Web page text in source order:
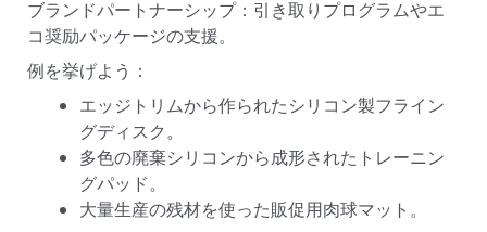
ブランドパートナーシップ：引き取りプログラムやエ
コ奨励パッケージの支援。
例を挙げよう：
エッジトリムから作られたシリコン製フライン
グディスク。
多色の廃棄シリコンから成形されたトレーニン
グパッド。
大量生産の残材を使った販促用肉球マット。